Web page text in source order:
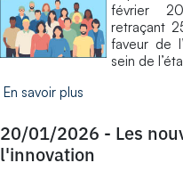
février
retraçant
faveur de
sein de
En savoir plus
20/01/2026 - Les
l'innovation